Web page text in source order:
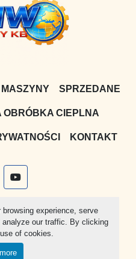
experience, serve
our traffic. By clicking
of cookies.
SPRZEDANE
OBRÓBKA CIEPLNA
KONTAKT
youtube
stworzona przez
Cookies